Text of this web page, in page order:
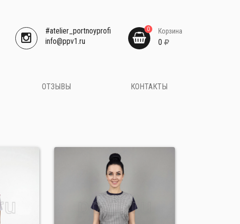
#atelier_portnoyprofi
​info@ppv1.ru
0 Корзина
0
ОТЗЫВЫ КОНТАКТЫ